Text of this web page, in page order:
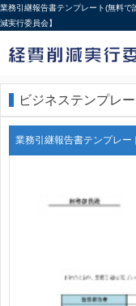
業務引継報告書テンプレート(無料で
減実行委員会】
ビジネステンプレー
業務引継報告書テンプレ